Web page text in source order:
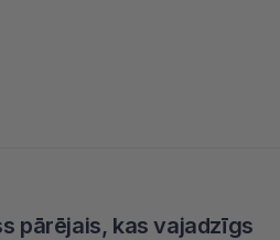
pārējais, kas vajadzīgs